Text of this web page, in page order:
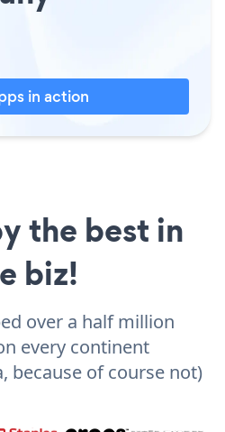
in action
the best in
biz!
over a half million
every continent
because of course not)